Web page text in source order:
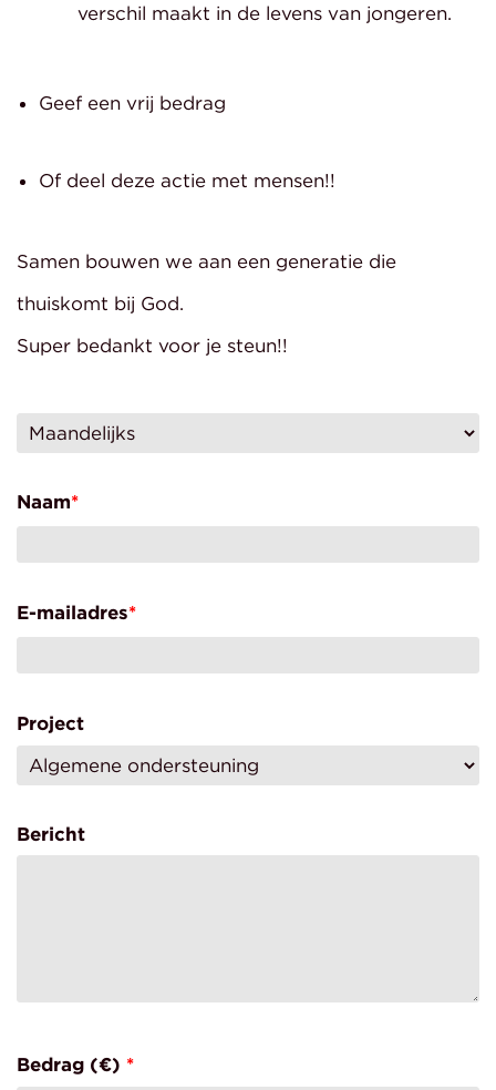
verschil maakt in de levens van jongeren.
Geef een vrij bedrag
Of deel deze actie met mensen!!
Samen bouwen we aan een generatie die
thuiskomt bij God.
Super bedankt voor je steun!!
Naam*
E-mailadres*
Project
Bericht
Bedrag (€) *